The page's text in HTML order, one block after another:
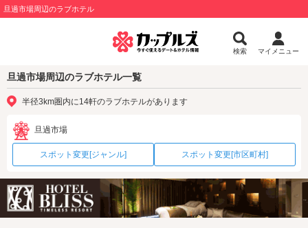
旦過市場周辺のラブホテル
検索 マイメニュー
旦過市場周辺のラブホテル一覧
半径3km圏内に14軒のラブホテルがあります
旦過市場
スポット変更[ジャンル] スポット変更[市区町村]